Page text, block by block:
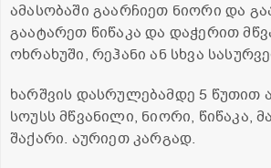
ამასობაში გაარჩიეთ ნიორი და
გაატარეთ წიწაკა და დაჭერით
ოხრახუში, რეჰანი ან სხვა
ხარშვის დასრულებამდე 5 წუთით
სოუსს მწვანილი, ნიორი, წიწაკა,
შაქარი. აურიეთ კარგად.